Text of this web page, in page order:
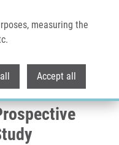
measuring the
Accept all
Pneumonia In Patients
Cohort Study
Hospital-
Patients with